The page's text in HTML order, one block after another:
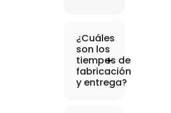
¿Cuáles
son los
tiempos de
fabricación
y entrega?